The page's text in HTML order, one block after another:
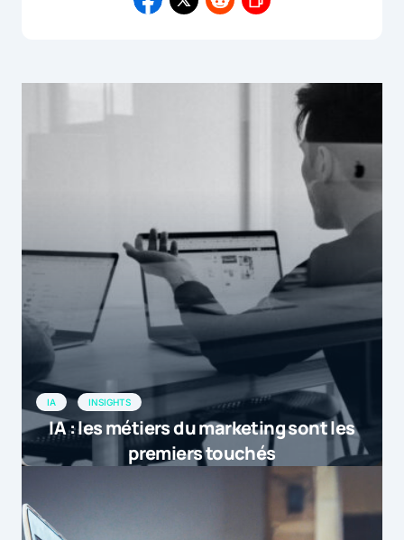
IA INSIGHTS
IA : les métiers du marketing sont les
premiers touchés